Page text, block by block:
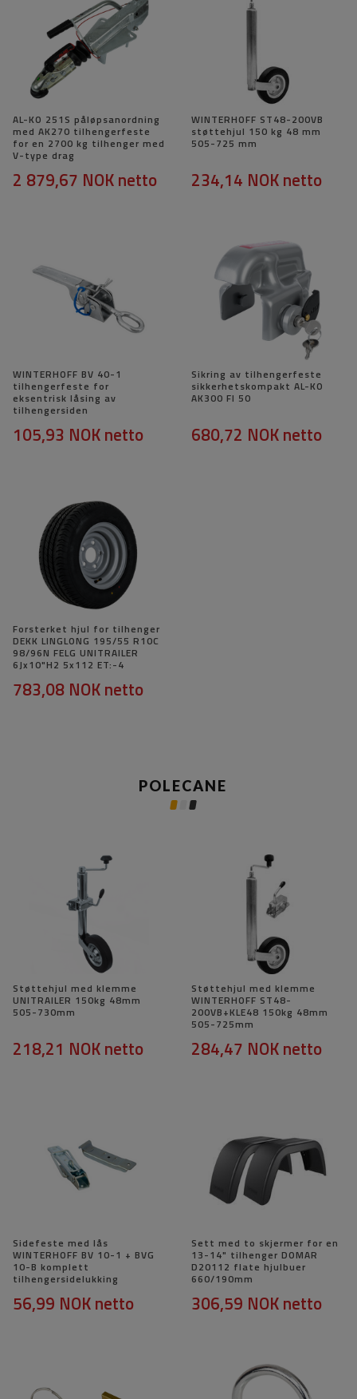
AL-KO 251S påløpsanordning
med AK270 tilhengerfeste
for en 2700 kg tilhenger med
V-type drag
2 879,67 NOKnetto
WINTERHOFF ST48-200VB
støttehjul 150 kg 48 mm
505-725 mm
234,14 NOKnetto
WINTERHOFF BV 40-1
tilhengerfeste for
eksentrisk låsing av
tilhengersiden
105,93 NOKnetto
Sikring av tilhengerfeste
sikkerhetskompakt AL-KO
AK300 FI 50
680,72 NOKnetto
Forsterket hjul for tilhenger
DEKK LINGLONG 195/55 R10C
98/96N FELG UNITRAILER
6Jx10"H2 5x112 ET:-4
783,08 NOKnetto
POLECANE
Støttehjul med klemme
UNITRAILER 150kg 48mm
505-730mm
218,21 NOKnetto
Støttehjul med klemme
WINTERHOFF ST48-
200VB+KLE48 150kg 48mm
505-725mm
284,47 NOKnetto
Sidefeste med lås
WINTERHOFF BV 10-1 + BVG
10-B komplett
tilhengersidelukking
56,99 NOKnetto
Sett med to skjermer for en
13-14" tilhenger DOMAR
D20112 flate hjulbuer
660/190mm
306,59 NOKnetto